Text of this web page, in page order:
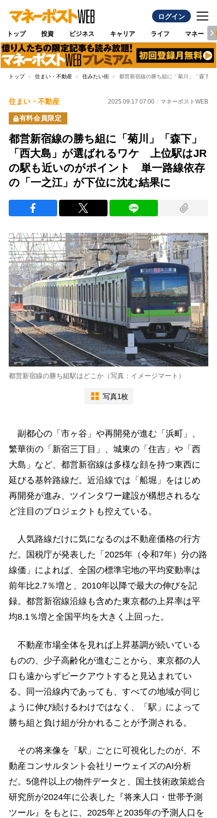
ログイン
トップ 投資 ビジネス キャリア ライフ マネー
トップ 住まい・不動産 住みたい街 都営新宿線の勝ち組に「菊川」「森下
住まい・不動産 2025.09.17 07:00 マネーポストWEB
有料会員限定
都営新宿線の勝ち組に「菊川」「森下」
「西大島」が選ばれるワケ 上位駅はJR
の駅も近いのがポイント 単一路線依存
の「一之江」が下位に沈む結果に
都営新宿線の勝ち組駅はどこか（写真：イメージマート）
写真1枚
副都心の「市ヶ谷」や再開発が進む「浜町」、
繁華街の「新宿三丁目」、城東の「住吉」や「西
大島」など、都営新宿線は多様な顔を持つ東西に
延びる基幹路線だ。近沿線では「船堀」をはじめ
再開発が進み、ツインタワー建設が構想されるな
ど注目のプロジェクトも控えている。
人気路線だけに気になるのは不動産価格の行方
だ。国税庁が発表した「2025年（令和7年）分の路
線価」によれば、全国の標準宅地の平均変動率は
前年比2.7％増と、2010年以降で最大の伸びを記
録。都営新宿線沿線も含めた東京都の上昇率は平
均8.1％増と全国平均を大きく上回った。
不動産市場全体を見れば上昇基調が続いている
ものの、少子高齢化が進むことから、東京都の人
口も遠からずピークアウトすると見込まれてい
る。同一沿線内であっても、すべての地域が同じ
ように伸び続けるわけではなく、「駅」によって
勝ち組と負け組が分かれることが予測される。
その将来像を「駅」ごとに可視化したのが、不
動産コンサルタント会社リーウェイズのAI分析
だ。5億件以上の物件データと、国土技術政策総合
研究所が2024年に公表した『将来人口・世帯予測
ツール』をもとに、2025年と2035年の予測人口を